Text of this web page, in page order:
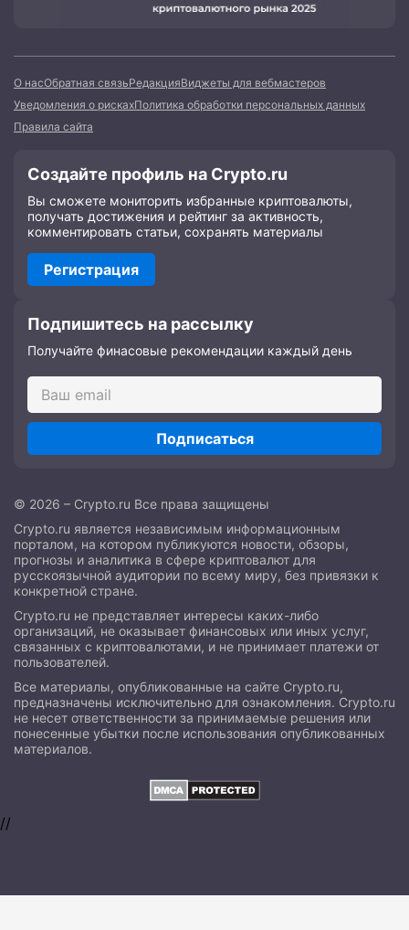
О насОбратная связьРедакцияВиджеты для вебмастеров
Уведомления о рискахПолитика обработки персональных данных
Правила сайта
Создайте профиль на Crypto.ru
Вы сможете мониторить избранные криптовалюты,
получать достижения и рейтинг за активность,
комментировать статьи, сохранять материалы
Регистрация
Подпишитесь на рассылку
Получайте финасовые рекомендации каждый день
Подписаться
© 2026 – Crypto.ru Все права защищены
Crypto.ru является независимым информационным
порталом, на котором публикуются новости, обзоры,
прогнозы и аналитика в сфере криптовалют для
русскоязычной аудитории по всему миру, без привязки к
конкретной стране.
Crypto.ru не представляет интересы каких-либо
организаций, не оказывает финансовых или иных услуг,
связанных с криптовалютами, и не принимает платежи от
пользователей.
Все материалы, опубликованные на сайте Crypto.ru,
предназначены исключительно для ознакомления. Crypto.ru
не несет ответственности за принимаемые решения или
понесенные убытки после использования опубликованных
материалов.
//